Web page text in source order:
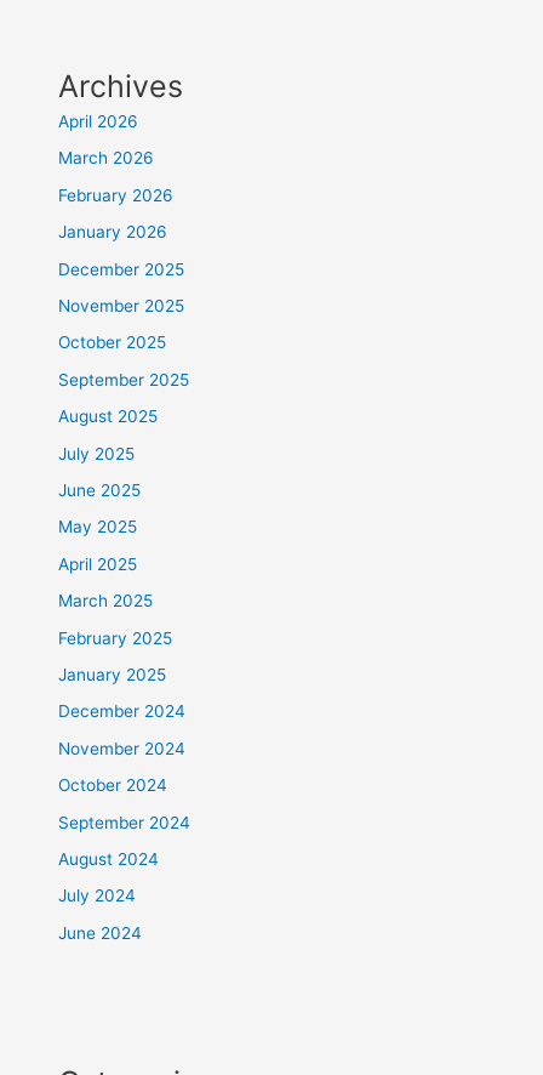
Archives
April 2026
March 2026
February 2026
January 2026
December 2025
November 2025
October 2025
September 2025
August 2025
July 2025
June 2025
May 2025
April 2025
March 2025
February 2025
January 2025
December 2024
November 2024
October 2024
September 2024
August 2024
July 2024
June 2024